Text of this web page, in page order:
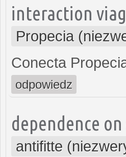
interaction
Propecia
Conecta
odpowiedz
dependence
antifitte